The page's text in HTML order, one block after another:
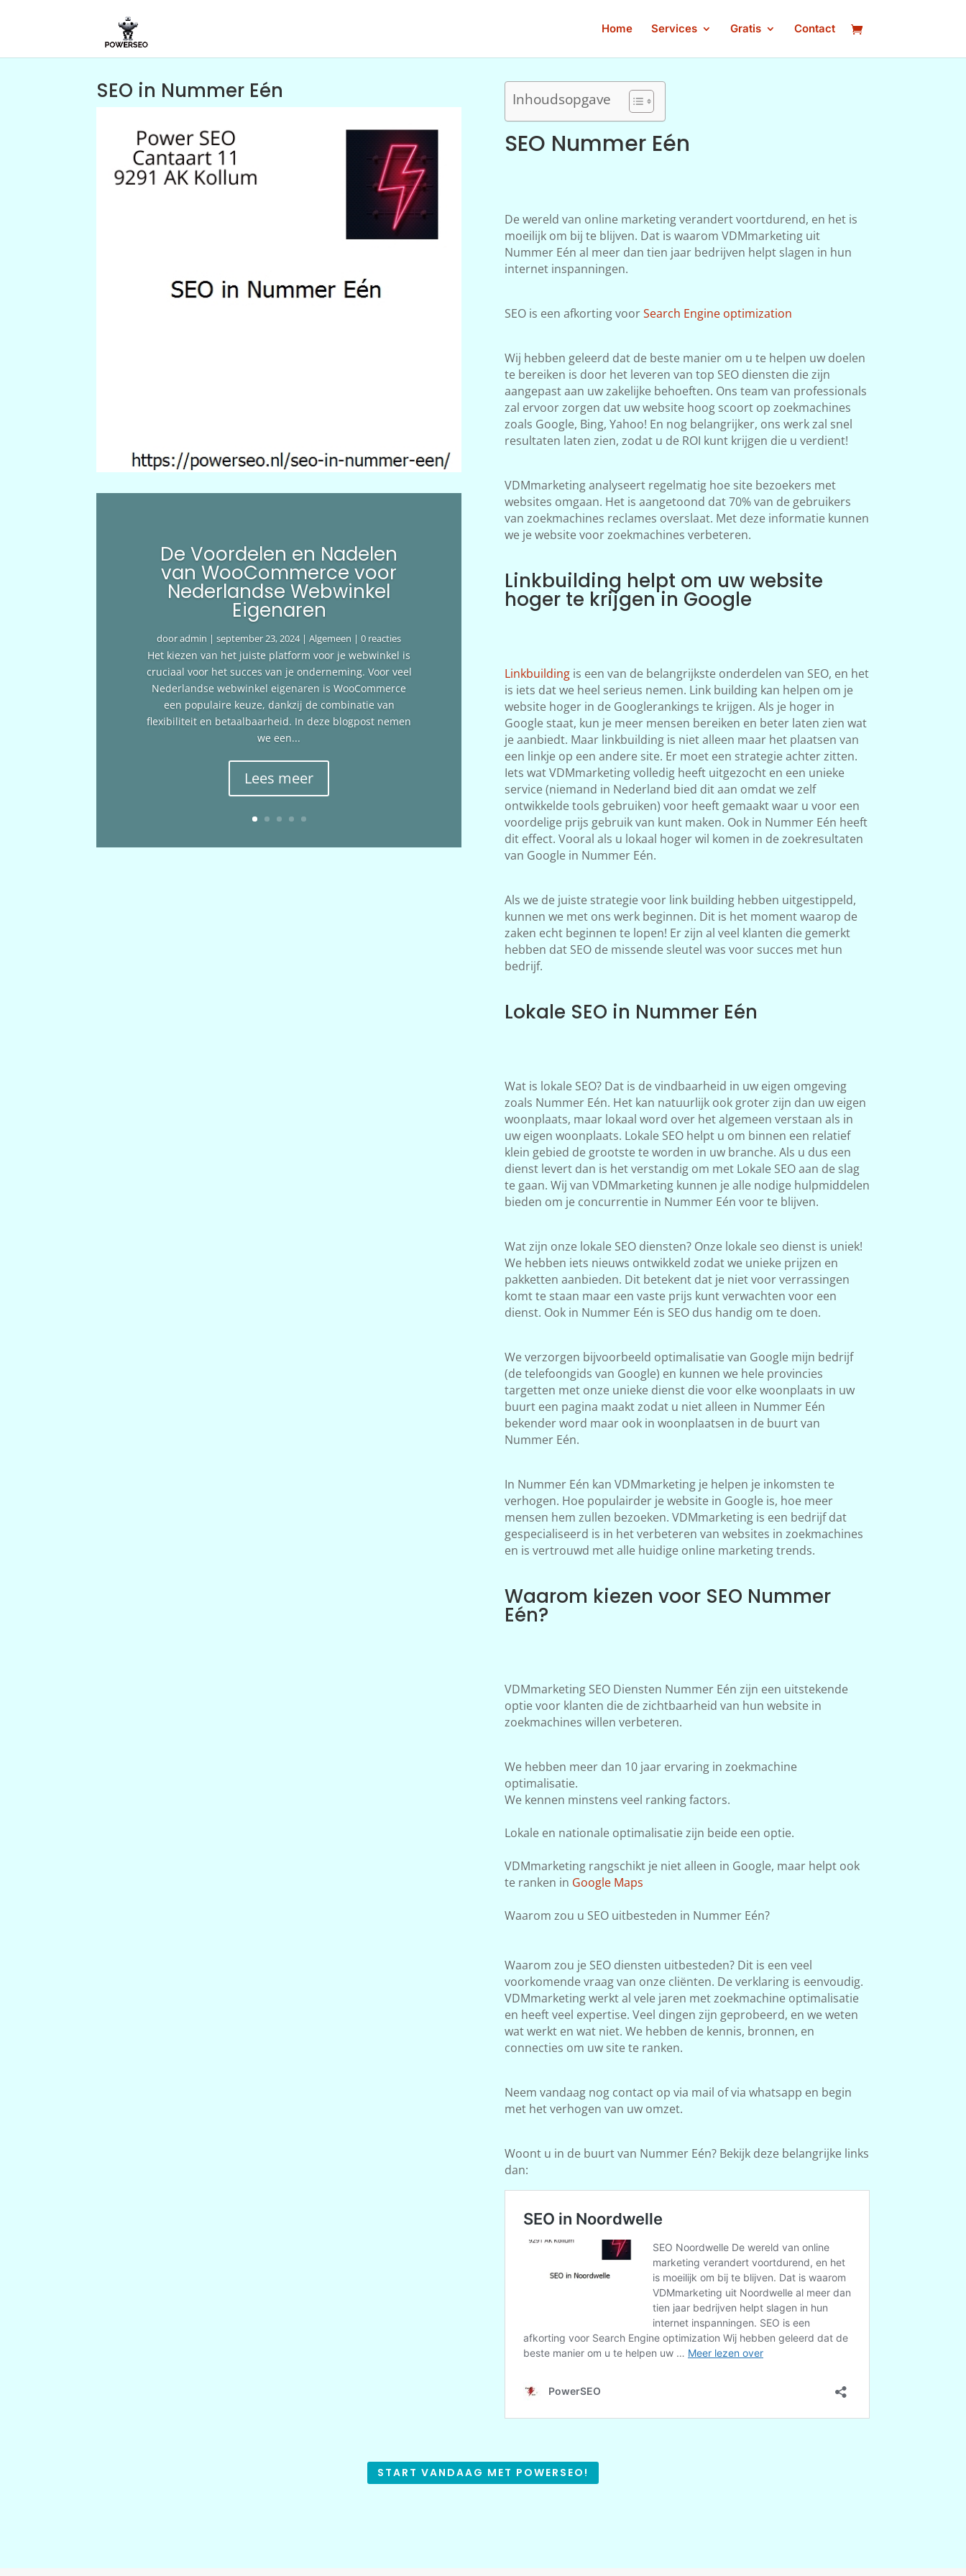
Home Services Gratis Contact
SEO in Nummer Eén
De Voordelen en Nadelen
van WooCommerce voor
Nederlandse Webwinkel
Eigenaren
dooradmin |september 23, 2024|Algemeen | 0 reacties
Het kiezen van het juiste platform voor je webwinkel is
cruciaal voor het succes van je onderneming. Voor veel
Nederlandse webwinkel eigenaren is WooCommerce
een populaire keuze, dankzij de combinatie van
flexibiliteit en betaalbaarheid. In deze blogpost nemen
we een...
Lees meer
Inhoudsopgave
SEO Nummer Eén
De wereld van online marketing verandert voortdurend, en het is
moeilijk om bij te blijven. Dat is waarom VDMmarketing uit
Nummer Eén al meer dan tien jaar bedrijven helpt slagen in hun
internet inspanningen.
SEO is een afkorting voorSearch Engine optimization
Wij hebben geleerd dat de beste manier om u te helpen uw doelen
te bereiken is door het leveren van top SEO diensten die zijn
aangepast aan uw zakelijke behoeften. Ons team van professionals
zal ervoor zorgen dat uw website hoog scoort op zoekmachines
zoals Google, Bing, Yahoo! En nog belangrijker, ons werk zal snel
resultaten laten zien, zodat u de ROI kunt krijgen die u verdient!
VDMmarketing analyseert regelmatig hoe site bezoekers met
websites omgaan. Het is aangetoond dat 70% van de gebruikers
van zoekmachines reclames overslaat. Met deze informatie kunnen
we je website voor zoekmachines verbeteren.
Linkbuilding helpt om uw website
hoger te krijgen in Google
Linkbuildingis een van de belangrijkste onderdelen van SEO, en het
is iets dat we heel serieus nemen. Link building kan helpen om je
website hoger in de Googlerankings te krijgen. Als je hoger in
Google staat, kun je meer mensen bereiken en beter laten zien wat
je aanbiedt. Maar linkbuilding is niet alleen maar het plaatsen van
een linkje op een andere site. Er moet een strategie achter zitten.
Iets wat VDMmarketing volledig heeft uitgezocht en een unieke
service (niemand in Nederland bied dit aan omdat we zelf
ontwikkelde tools gebruiken) voor heeft gemaakt waar u voor een
voordelige prijs gebruik van kunt maken. Ook in Nummer Eén heeft
dit effect. Vooral als u lokaal hoger wil komen in de zoekresultaten
van Google in Nummer Eén.
Als we de juiste strategie voor link building hebben uitgestippeld,
kunnen we met ons werk beginnen. Dit is het moment waarop de
zaken echt beginnen te lopen! Er zijn al veel klanten die gemerkt
hebben dat SEO de missende sleutel was voor succes met hun
bedrijf.
Lokale SEO in Nummer Eén
Wat is lokale SEO? Dat is de vindbaarheid in uw eigen omgeving
zoals Nummer Eén. Het kan natuurlijk ook groter zijn dan uw eigen
woonplaats, maar lokaal word over het algemeen verstaan als in
uw eigen woonplaats. Lokale SEO helpt u om binnen een relatief
klein gebied de grootste te worden in uw branche. Als u dus een
dienst levert dan is het verstandig om met Lokale SEO aan de slag
te gaan. Wij van VDMmarketing kunnen je alle nodige hulpmiddelen
bieden om je concurrentie in Nummer Eén voor te blijven.
Wat zijn onze lokale SEO diensten? Onze lokale seo dienst is uniek!
We hebben iets nieuws ontwikkeld zodat we unieke prijzen en
pakketten aanbieden. Dit betekent dat je niet voor verrassingen
komt te staan maar een vaste prijs kunt verwachten voor een
dienst. Ook in Nummer Eén is SEO dus handig om te doen.
We verzorgen bijvoorbeeld optimalisatie van Google mijn bedrijf
(de telefoongids van Google) en kunnen we hele provincies
targetten met onze unieke dienst die voor elke woonplaats in uw
buurt een pagina maakt zodat u niet alleen in Nummer Eén
bekender word maar ook in woonplaatsen in de buurt van
Nummer Eén.
In Nummer Eén kan VDMmarketing je helpen je inkomsten te
verhogen. Hoe populairder je website in Google is, hoe meer
mensen hem zullen bezoeken. VDMmarketing is een bedrijf dat
gespecialiseerd is in het verbeteren van websites in zoekmachines
en is vertrouwd met alle huidige online marketing trends.
Waarom kiezen voor SEO Nummer
Eén?
VDMmarketing SEO Diensten Nummer Eén zijn een uitstekende
optie voor klanten die de zichtbaarheid van hun website in
zoekmachines willen verbeteren.
We hebben meer dan 10 jaar ervaring in zoekmachine
optimalisatie.
We kennen minstens veel ranking factors.
Lokale en nationale optimalisatie zijn beide een optie.
VDMmarketing rangschikt je niet alleen in Google, maar helpt ook
te ranken in Google Maps
Waarom zou u SEO uitbesteden in Nummer Eén?
Waarom zou je SEO diensten uitbesteden? Dit is een veel
voorkomende vraag van onze cliënten. De verklaring is eenvoudig.
VDMmarketing werkt al vele jaren met zoekmachine optimalisatie
en heeft veel expertise. Veel dingen zijn geprobeerd, en we weten
wat werkt en wat niet. We hebben de kennis, bronnen, en
connecties om uw site te ranken.
Neem vandaag nog contact op via mail of via whatsapp en begin
met het verhogen van uw omzet.
Woont u in de buurt van Nummer Eén? Bekijk deze belangrijke links
dan:
START VANDAAG MET POWERSEO!